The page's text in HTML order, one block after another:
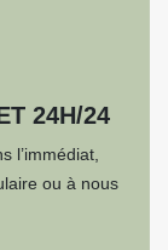
24H/24
l’immédiat,
ou à nous